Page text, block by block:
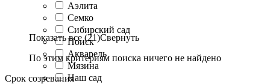
Аэлита
Семко
Сибирский сад
Поиск
Акварель
Мязина
Наш сад
Показать все (21)Свернуть
По этим критериям поиска ничего не найдено
Срок созревания